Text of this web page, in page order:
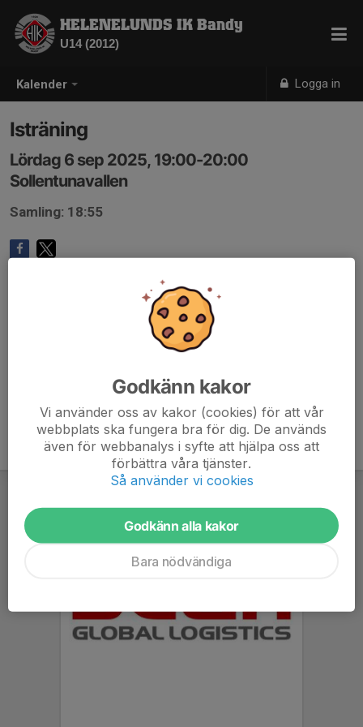
Kalender Logga in
HELENELUNDS IK Bandy
U14 (2012)
Isträning
Lördag 6 sep 2025, 19:00-20:00
Sollentunavallen
Samling: 18:55
Godkänn kakor
Vi använder oss av kakor (cookies) för att vår
webbplats ska fungera bra för dig. De används
även för webbanalys i syfte att hjälpa oss att
förbättra våra tjänster.
Så använder vi cookies
Godkänn alla kakor
Bara nödvändiga